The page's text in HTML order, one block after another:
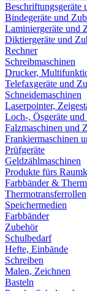
Beschriftungsgeräte
Bindegeräte und
Laminiergeräte und
Diktiergeräte und
Rechner
Schreibmaschinen
Drucker,
Telefaxgeräte und
Schneidemaschinen
Laserpointer,
Loch-, Ösgeräte
Falzmaschinen und
Frankiermaschinen
Prüfgeräte
Geldzählmaschinen
Produkte fürs
Farbbänder &
Thermotransferrollen
Speichermedien
Farbbänder
Zubehör
Schulbedarf
Hefte, Einbände
Schreiben
Malen, Zeichnen
Basteln